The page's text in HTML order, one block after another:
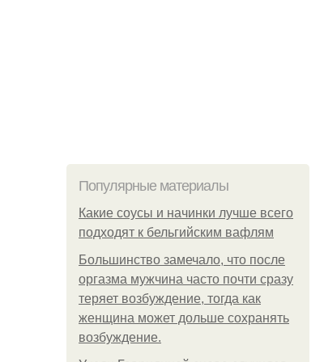
Популярные материалы
Какие соусы и начинки лучше всего
подходят к бельгийским вафлям
Большинство замечало, что после
оргазма мужчина часто почти сразу
теряет возбуждение, тогда как
женщина может дольше сохранять
возбуждение.